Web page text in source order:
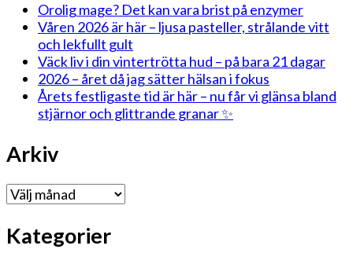
Orolig mage? Det kan vara brist på enzymer
Våren 2026 är här – ljusa pasteller, strålande vitt
och lekfullt gult
Väck liv i din vintertrötta hud – på bara 21 dagar
2026 – året då jag sätter hälsan i fokus
Årets festligaste tid är här – nu får vi glänsa bland
stjärnor och glittrande granar ✨
Arkiv
Arkiv
Kategorier